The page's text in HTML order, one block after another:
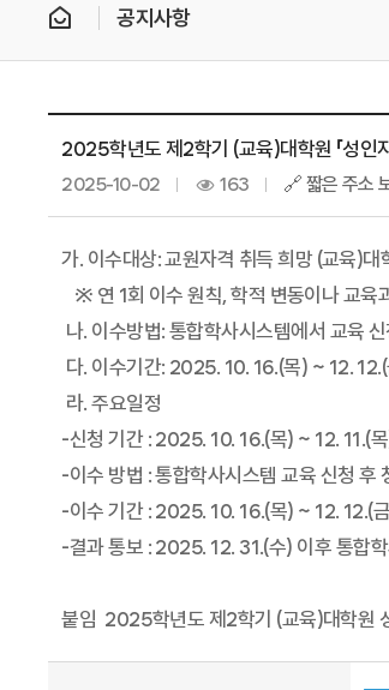
공지사항
2025학년도 제2학기 (교육)대학원 「성인
2025-10-02 163 🔗 짧은 주소
가. 이수대상: 교원자격 취득 희망 (교육)대
※ 연 1회 이수 원칙, 학적 변동이나 교육
나. 이수방법: 통합학사시스템에서 교
다. 이수기간: 2025. 10. 16.(목) ~ 12.
라. 주요일정
-신청 기간 : 2025. 10. 16.(목) ~ 12. 11.(
-이수 방법 : 통합학사시스템 교육 신청 후
-이수 기간 : 2025. 10. 16.(목) ~ 12. 12.(
-결과 통보 : 2025. 12. 31.(수) 이후 통합
붙임 2025학년도 제2학기 (교육)대학원